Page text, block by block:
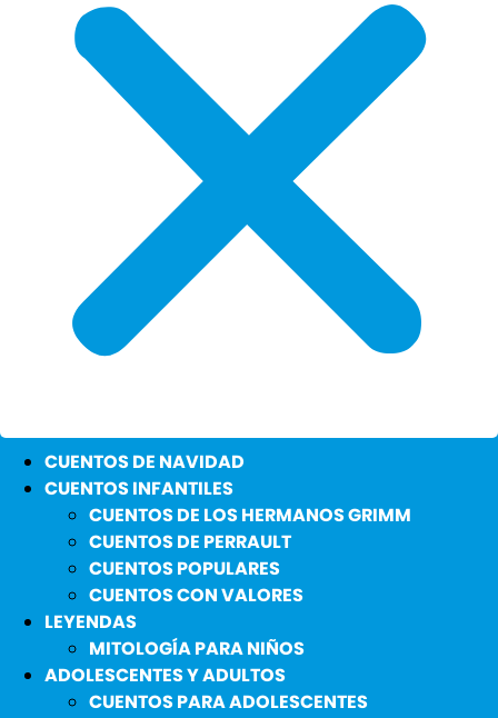
CUENTOS DE NAVIDAD
CUENTOS INFANTILES
CUENTOS DE LOS HERMANOS GRIMM
CUENTOS DE PERRAULT
CUENTOS POPULARES
CUENTOS CON VALORES
LEYENDAS
MITOLOGÍA PARA NIÑOS
ADOLESCENTES Y ADULTOS
CUENTOS PARA ADOLESCENTES